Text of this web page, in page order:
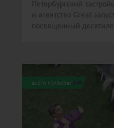
Петербургский
и агентство Great
посвященный
всего голосов: 108